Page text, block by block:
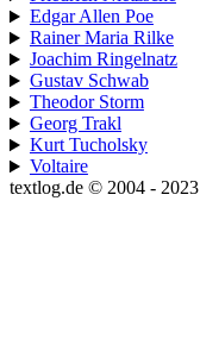
Edgar Allen Poe
Rainer Maria Rilke
Joachim Ringelnatz
Gustav Schwab
Theodor Storm
Georg Trakl
Kurt Tucholsky
Voltaire
textlog.de © 2004 - 2023